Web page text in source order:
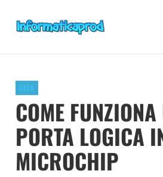
GEEK
COME
PORTA LOGICA
MICROCHIP